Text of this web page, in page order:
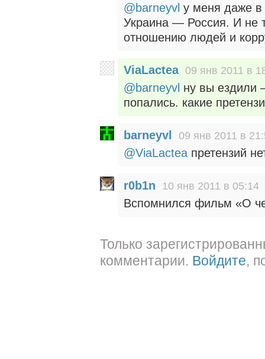
@barneyvl у меня даже в
Украина — Россия. И не
отношению людей и
ViaLactea 09 янв 2011 в
@barneyvl ну вы ездили
попались. какие
barneyvl 09 янв 2011 в
@ViaLactea претензий
r0b1n 10 янв 2011 в 05:14
Вспомнился фильм «О
Только
комментарии. Войдите,